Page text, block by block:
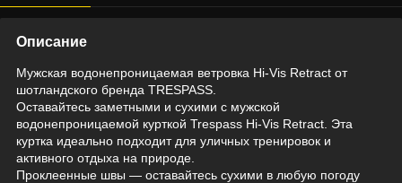
Описание
Мужская водонепроницаемая ветровка Hi-Vis Retract от
шотландского бренда TRESPASS.
Оставайтесь заметными и сухими с мужской
водонепроницаемой курткой Trespass Hi-Vis Retract. Эта
куртка идеально подходит для уличных тренировок и
активного отдыха на природе.
Проклеенные швы — оставайтесь сухими в любую погоду